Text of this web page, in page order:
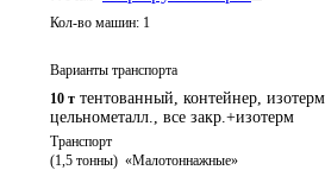
Кол-во машин: 1
Варианты транспорта
10 т тентованный, контейнер,
цельнометалл., все закр.+изотерм
Транспорт
(1,5 тонны)  «Малотоннажные»